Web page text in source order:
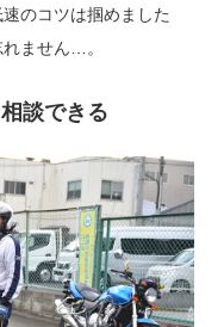
のコツは掴めました
ません…。
談できる